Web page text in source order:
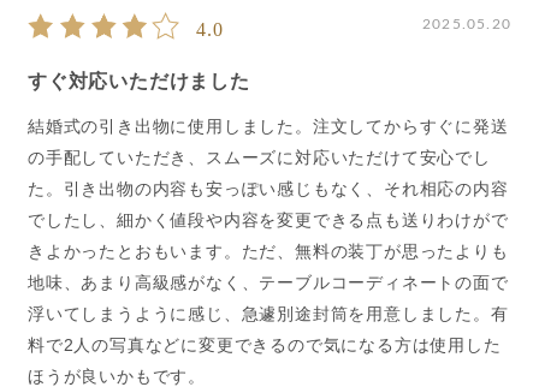
4.0
すぐ対応いただけました
2025.05.20
結婚式の引き出物に使用しました。注文してからすぐに発送
の手配していただき、スムーズに対応いただけて安心でし
た。引き出物の内容も安っぽい感じもなく、それ相応の内容
でしたし、細かく値段や内容を変更できる点も送りわけがで
きよかったとおもいます。ただ、無料の装丁が思ったよりも
地味、あまり高級感がなく、テーブルコーディネートの面で
浮いてしまうように感じ、急遽別途封筒を用意しました。有
料で2人の写真などに変更できるので気になる方は使用した
ほうが良いかもです。